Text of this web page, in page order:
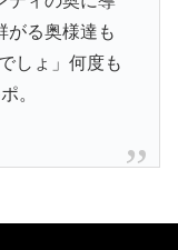
がる奥様達も
しょ」何度も
。